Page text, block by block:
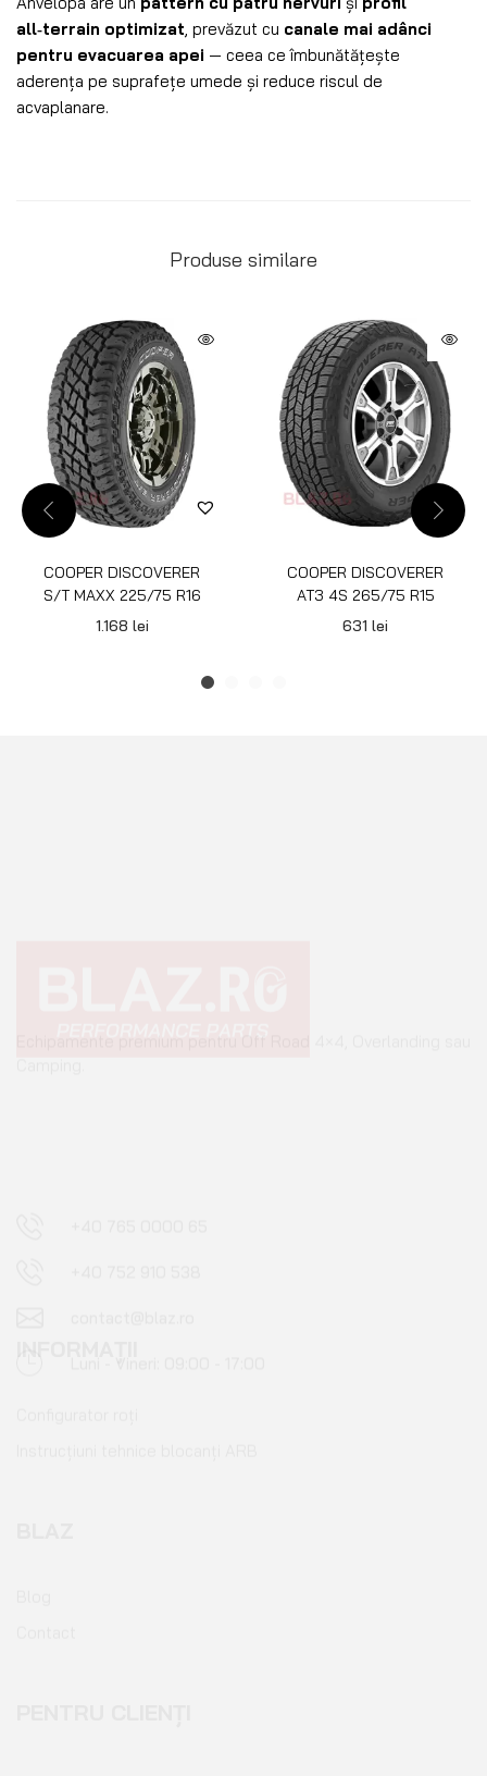
all‑terrain optimizat , prevăzut cu canale mai adânci
pentru evacuarea apei — ceea ce îmbunătățește
aderența pe suprafețe umede și reduce riscul de
acvaplanare.
Produse similare
COOPER DISCOVERER
S/T MAXX 225/75 R16
1.168 lei
COOPER DISCOVERER
AT3 4S 265/75 R15
631 lei
Configurator roți